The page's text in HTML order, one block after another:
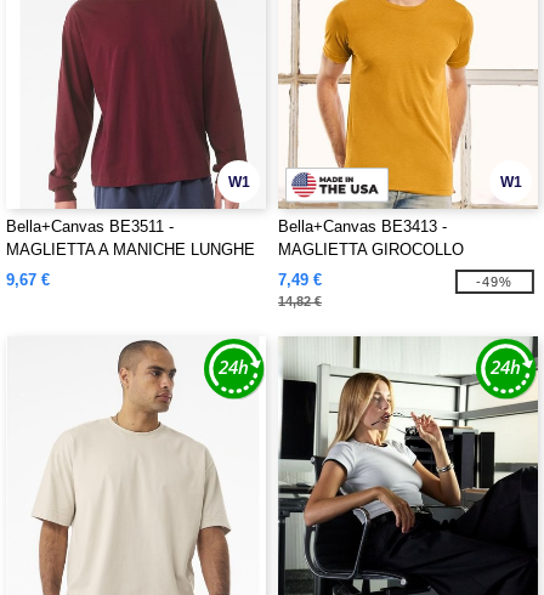
W1
Bella+Canvas BE3511 -
MAGLIETTA A MANICHE LUNGHE
PESANTE E AMPIA UNISEX
9,67 €
W1
Bella+Canvas BE3413 -
MAGLIETTA GIROCOLLO
TRIBLEND
7,49 €
14,82 €
-49%